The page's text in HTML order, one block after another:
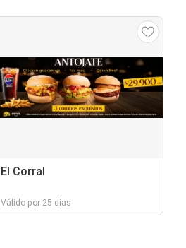
El Corral
Válido por 25 días